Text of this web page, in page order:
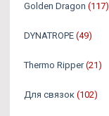
Golden Dragon (117)
DYNATROPE (49)
Thermo Ripper (21)
Для связок (102)